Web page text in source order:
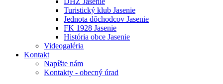
Turistický klub Jasenie
Jednota dôchodcov Jasenie
FK 1928 Jasenie
História obce Jasenie
Videogaléria
Kontakt
Napíšte nám
Kontakty - obecný úrad